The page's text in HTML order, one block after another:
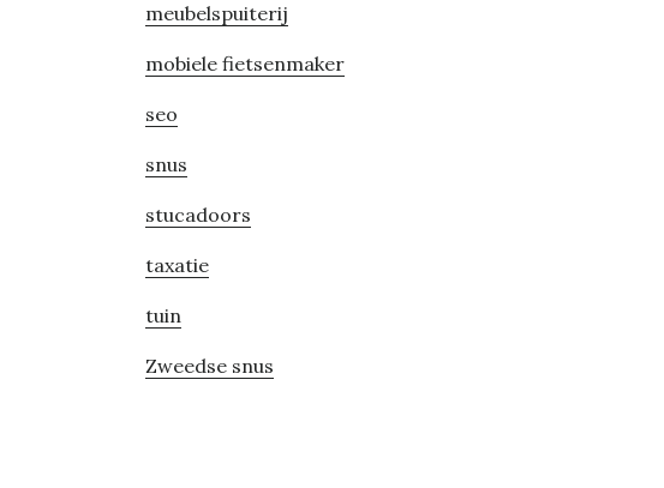
meubelspuiterij
mobiele fietsenmaker
seo
snus
stucadoors
taxatie
tuin
Zweedse snus